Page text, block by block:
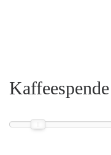
Kaffeespende